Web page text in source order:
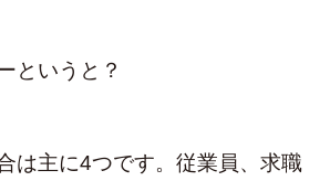
というと？
は主に4つです。従業員、求職